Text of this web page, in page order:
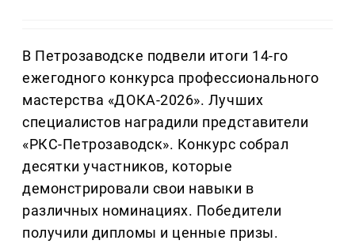
В Петрозаводске подвели итоги 14-го
ежегодного конкурса профессионального
мастерства «ДОКА-2026». Лучших
специалистов наградили представители
«РКС-Петрозаводск». Конкурс собрал
десятки участников, которые
демонстрировали свои навыки в
различных номинациях. Победители
получили дипломы и ценные призы.